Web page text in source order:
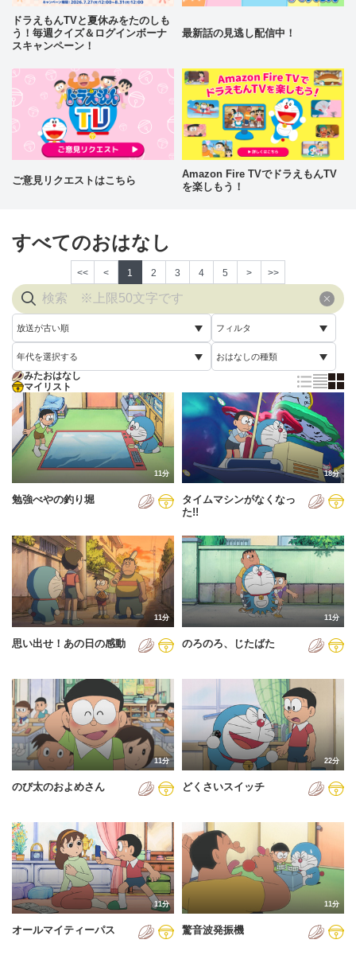
ドラえもんTVと夏休みをたのしも
う！毎週クイズ＆ログインボーナ
スキャンペーン！
最新話の見逃し配信中！
ご意見リクエストはこちら
Amazon Fire TVでドラえもんTV
を楽しもう！
すべてのおはなし
<< < 1 2 3 4 5 > >>
放送が古い順
放送が古い順
放送が新しい順
配信が古い順
配信が新しい順
あいうえお順(降順)
動画が長い順
動画が短い順
フィルタ
すべて
未視聴
年代を選択する
すべて
2005年
2006年
2007年
2008年
2011年
2012年
2013年
2014年
2015年
2016年
2017年
2019年
2020年
2021年
2022年
おはなしの種類
通常回
誕生日スペシャル
みたおはなし
マイリスト
11分
勉強べやの釣り堀
18分
タイムマシンがなくなっ
た!!
11分
思い出せ！あの日の感動
11分
のろのろ、じたばた
11分
のび太のおよめさん
22分
どくさいスイッチ
11分
オールマイティーパス
11分
驚音波発振機